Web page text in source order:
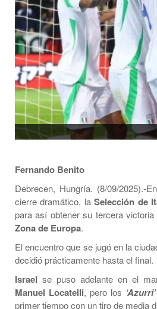
Fernando Benito
Debrecen, Hungría. (8/09/2025).-
cierre dramático, laSelección de
para así obtener su tercera victoria
Zona de Europa.
El encuentro que se jugó en la
decidió prácticamente hasta el final.
Israel se puso adelante en el
Manuel Locatelli, pero los ‘Azurri’
primer tiempo con un tiro de media